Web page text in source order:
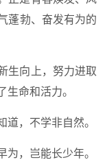
蓬勃、奋发有为的
生向上，努力进取
生命和活力。
道，不学非自然。
为，岂能长少年。